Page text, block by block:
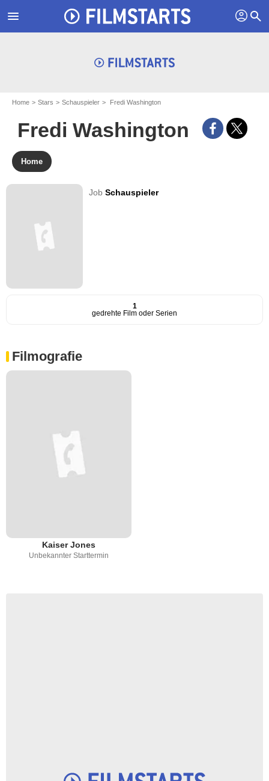
menu profil search
Home Stars Schauspieler Fredi Washington
Fredi Washington
Home
JobSchauspieler
1
gedrehte Film oder Serien
Filmografie
Kaiser Jones
Unbekannter Starttermin